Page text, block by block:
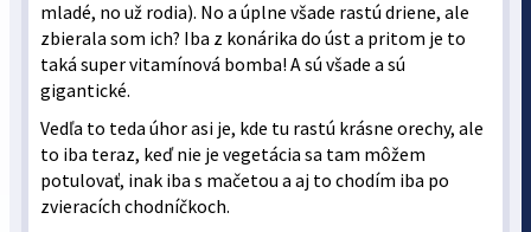
mladé, no už rodia). No a úplne všade rastú driene, ale
zbierala som ich? Iba z konárika do úst a pritom je to
taká super vitamínová bomba! A sú všade a sú
gigantické.
Vedľa to teda úhor asi je, kde tu rastú krásne orechy, ale
to iba teraz, keď nie je vegetácia sa tam môžem
potulovať, inak iba s mačetou a aj to chodím iba po
zvieracích chodníčkoch.